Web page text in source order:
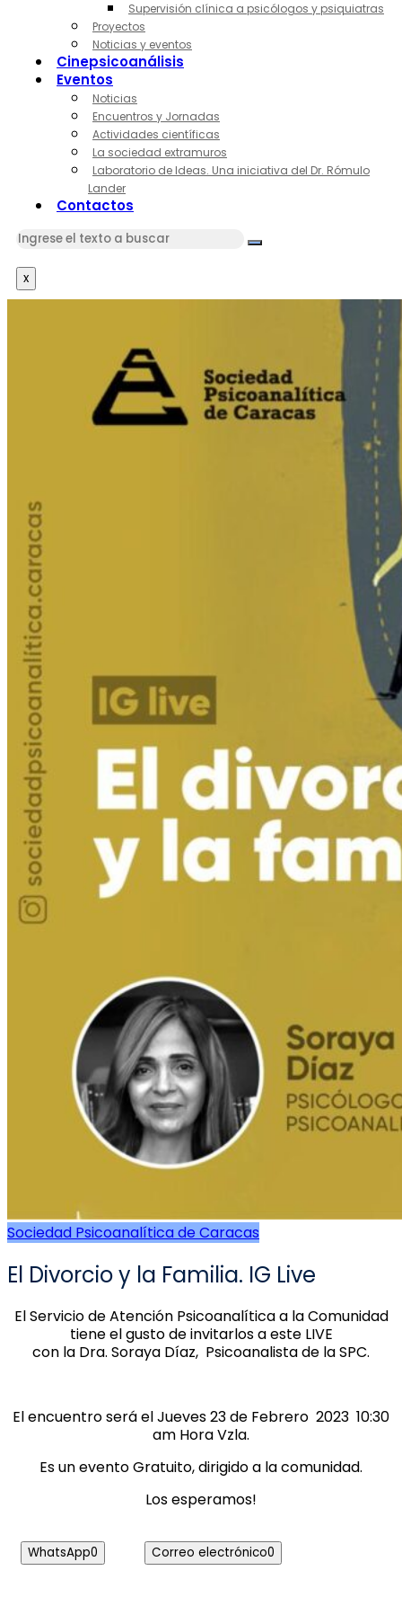
Supervisión clínica a psicólogos y psiquiatras
Proyectos
Noticias y eventos
Cinepsicoanálisis
Eventos
Noticias
Encuentros y Jornadas
Actividades científicas
La sociedad extramuros
Laboratorio de Ideas. Una iniciativa del Dr. Rómulo
Lander
Contactos
x
Sociedad Psicoanalítica de Caracas
El Divorcio y la Familia. IG Live
El Servicio de Atención Psicoanalítica a la Comunidad
tiene el gusto de invitarlos a este LIVE
con la Dra. Soraya Díaz, Psicoanalista de la SPC.
El encuentro será el Jueves 23 de Febrero 2023 10:30
am Hora Vzla.
Es un evento Gratuito, dirigido a la comunidad.
Los esperamos!
WhatsApp0 Correo electrónico0